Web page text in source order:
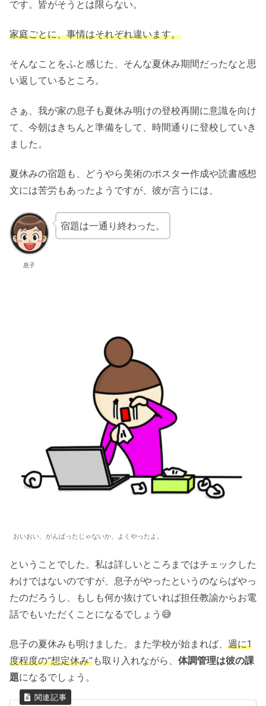
です。皆がそうとは限らない。
家庭ごとに、事情はそれぞれ違います。
そんなことをふと感じた、そんな夏休み期間だったなと思
い返しているところ。
さぁ、我が家の息子も夏休み明けの登校再開に意識を向け
て、今朝はきちんと準備をして、時間通りに登校していき
ました。
夏休みの宿題も、どうやら美術のポスター作成や読書感想
文には苦労もあったようですが、彼が言うには、
息子
宿題は一通り終わった。
おいおい、がんばったじゃないか、よくやったよ。
ということでした。私は詳しいところまではチェックした
わけではないのですが、息子がやったというのならばやっ
たのだろうし、もしも何か抜けていれば担任教諭からお電
話でもいただくことになるでしょう😅
息子の夏休みも明けました。また学校が始まれば、 週に1
度程度の“想定休み”も取り入れながら、 体調管理は彼の課
題になるでしょう。